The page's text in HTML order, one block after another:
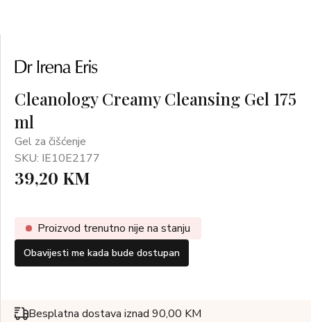
Cleanology Creamy Cleansing Gel 175
ml
Gel za čišćenje
SKU: IE10E2177
39,20 KM
Proizvod trenutno nije na stanju
Obavijesti me kada bude dostupan
Besplatna dostava iznad 90,00 KM